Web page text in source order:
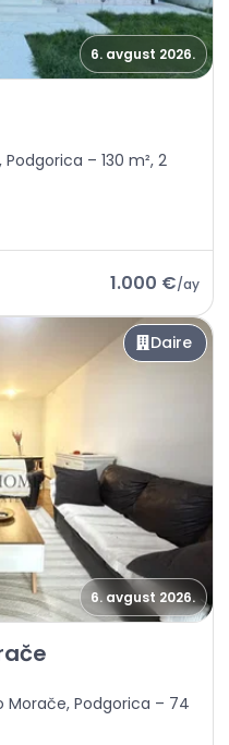
6. avgust 2026.
Podgorica – 130 m², 2
1.000 €/ay
Daire
6. avgust 2026.
Morače
Morače, Podgorica – 74